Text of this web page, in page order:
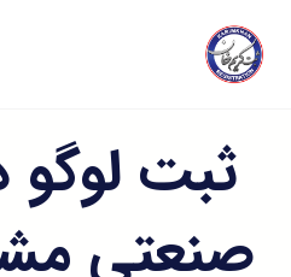
ثبت
صنعتي